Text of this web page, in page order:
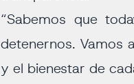
“Sabemos que
detenernos. Vamos
y el bienestar de